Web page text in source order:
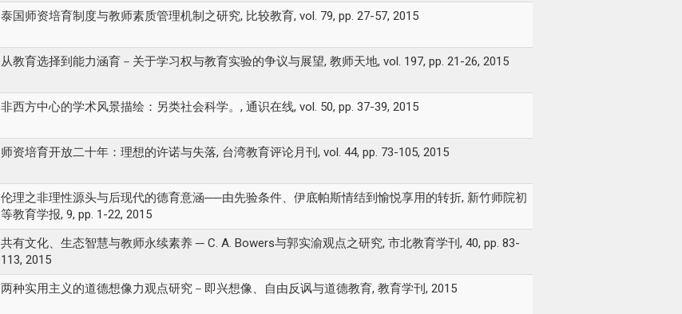
泰国师资培育制度与教师素质管理机制之研究, 比较教育, vol. 79, pp. 27-57, 2015
从教育选择到能力涵育－关于学习权与教育实验的争议与展望, 教师天地, vol. 197, pp. 21-26, 2015
非西方中心的学术风景描绘：另类社会科学。, 通识在线, vol. 50, pp. 37-39, 2015
师资培育开放二十年：理想的许诺与失落, 台湾教育评论月刊, vol. 44, pp. 73-105, 2015
伦理之非理性源头与后现代的德育意涵──由先验条件、伊底帕斯情结到愉悦享用的转折, 新竹师院初
等教育学报, 9, pp. 1-22, 2015
共有文化、生态智慧与教师永续素养 ─ C. A. Bowers与郭实渝观点之研究, 市北教育学刊, 40, pp. 83-
113, 2015
两种实用主义的道德想像力观点研究－即兴想像、自由反讽与道德教育, 教育学刊, 2015